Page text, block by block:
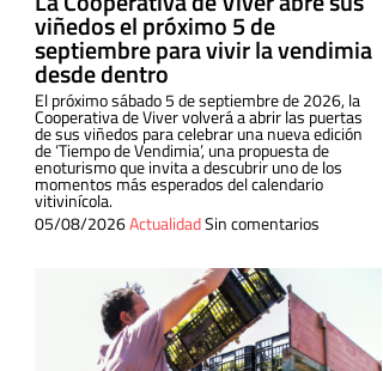
viñedos el próximo 5 de
septiembre para vivir la vendimia
desde dentro
El próximo sábado 5 de septiembre de 2026, la
Cooperativa de Viver volverá a abrir las puertas
de sus viñedos para celebrar una nueva edición
de ‘Tiempo de Vendimia’, una propuesta de
enoturismo que invita a descubrir uno de los
momentos más esperados del calendario
vitivinícola.
05/08/2026ActualidadSin comentarios